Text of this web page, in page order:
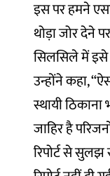
इस पर हमने
थोड़ा जोर देने
सिलसिले में इसे
उन्होंने कहा,
स्थायी ठिकाना
जाहिर है
रिपोर्ट से